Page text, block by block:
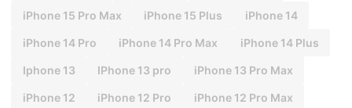
iPhone 15 Pro Max iPhone 15 Plus iPhone 14
iPhone 14 Pro iPhone 14 Pro Max iPhone 14 Plus
Iphone 13 IPhone 13 pro iPhone 13 Pro Max
iPhone 12 iPhone 12 Pro iPhone 12 Pro Max